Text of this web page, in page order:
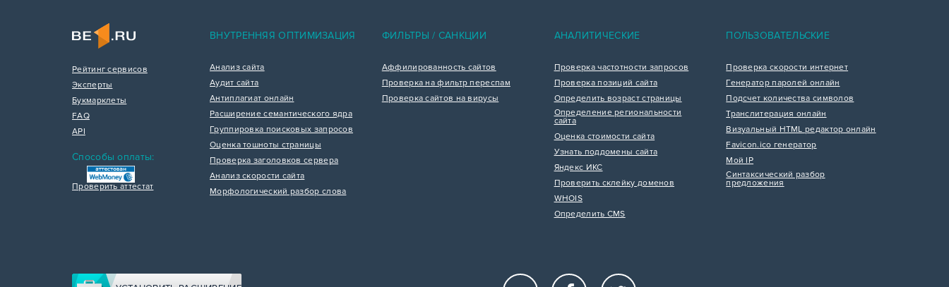
Рейтинг сервисов
Эксперты
Букмарклеты
FAQ
API
Способы оплаты:
Проверить аттестат
ВНУТРЕННЯЯ ОПТИМИЗАЦИЯ
Анализ сайта
Аудит сайта
Антиплагиат онлайн
Расширение семантического ядра
Группировка поисковых запросов
Оценка тошноты страницы
Проверка заголовков сервера
Анализ скорости сайта
Морфологический разбор слова
ФИЛЬТРЫ / САНКЦИИ
Аффилированность сайтов
Проверка на фильтр переспам
Проверка сайтов на вирусы
АНАЛИТИЧЕСКИЕ
Проверка частотности запросов
Проверка позиций сайта
Определить возраст страницы
Определение региональности
сайта
Оценка стоимости сайта
Узнать поддомены сайта
Яндекс ИКС
Проверить склейку доменов
WHOIS
Определить CMS
ПОЛЬЗОВАТЕЛЬСКИЕ
Проверка скорости интернет
Генератор паролей онлайн
Подсчет количества символов
Транслитерация онлайн
Визуальный HTML редактор онлайн
Favicon.ico генератор
Мой IP
Синтаксический разбор
предложения